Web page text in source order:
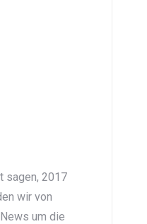
sagen, 2017
wir von
um die